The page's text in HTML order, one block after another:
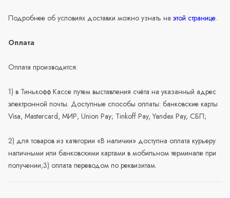
Подробнее об условиях доставки можно узнать на этой странице.
Оплата
Оплата производится:
1) в Тинькофф Кассе путем выставления счёта на указанный адрес
электронной почты. Доступные способы оплаты: банковские карты
Visa, Mastercard, МИР, Union Pay; Tinkoff Pay, Yandex Pay, СБП;
2) для товаров из категории «В наличии» доступна оплата курьеру
наличными или банковскими картами в мобильном терминале при
получении;3) оплата переводом по реквизитам.